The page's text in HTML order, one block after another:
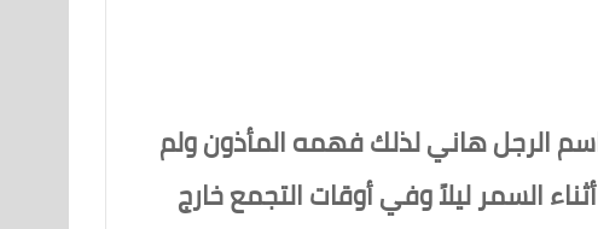
الرجل هاني لذلك فهمه المأذون ولم
السمر ليلاً وفي أوقات التجمع خارج